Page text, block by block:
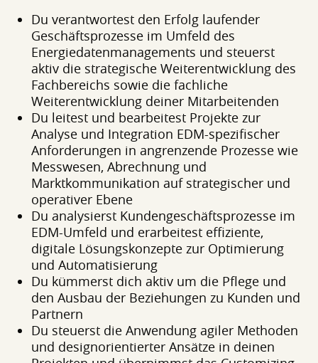
Du verantwortest den Erfolg laufender
Geschäftsprozesse im Umfeld des
Energiedatenmanagements und steuerst
aktiv die strategische Weiterentwicklung des
Fachbereichs sowie die fachliche
Weiterentwicklung deiner Mitarbeitenden
Du leitest und bearbeitest Projekte zur
Analyse und Integration EDM-spezifischer
Anforderungen in angrenzende Prozesse wie
Messwesen, Abrechnung und
Marktkommunikation auf strategischer und
operativer Ebene
Du analysierst Kundengeschäftsprozesse im
EDM-Umfeld und erarbeitest effiziente,
digitale Lösungskonzepte zur Optimierung
und Automatisierung
Du kümmerst dich aktiv um die Pflege und
den Ausbau der Beziehungen zu Kunden und
Partnern
Du steuerst die Anwendung agiler Methoden
und designorientierter Ansätze in deinen